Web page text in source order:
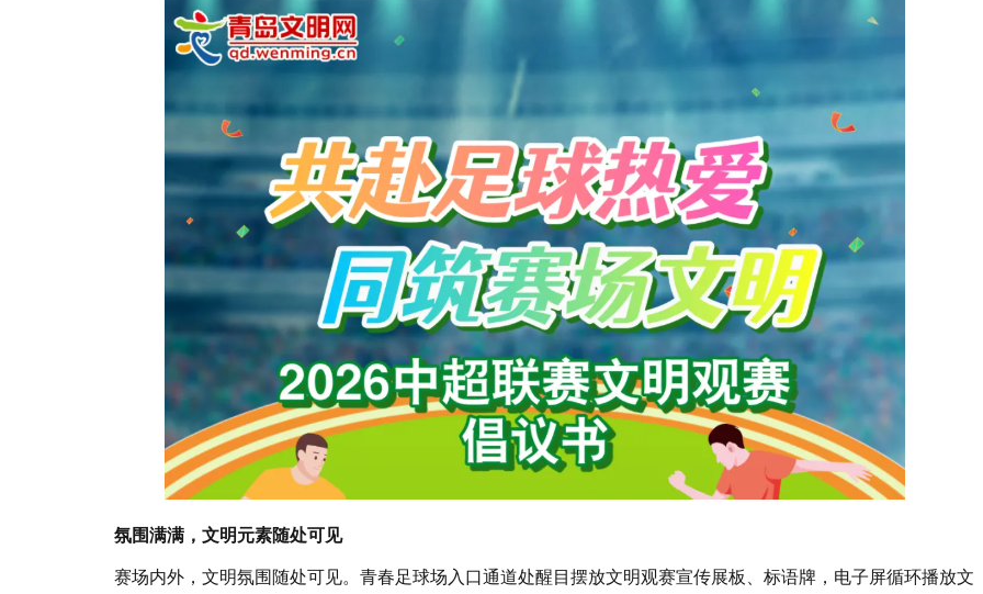
氛围满满，文明元素随处可见
赛场内外，文明氛围随处可见。青春足球场入口通道处醒目摆放文明观赛宣传展板、标语牌，电子屏循环播放文